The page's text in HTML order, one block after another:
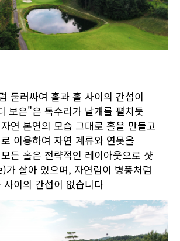
둘러싸여 홀과 홀 사이의 간섭이
보은"은 독수리가 날개를 펼치듯
연 본연의 모습 그대로 홀을 만들고
이용하여 자연 계류와 연못을
든 홀은 전략적인 레이아웃으로 샷
살아 있으며, 자연림이 병풍처럼
이의 간섭이 없습니다